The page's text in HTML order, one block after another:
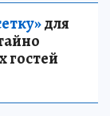
для
гостей